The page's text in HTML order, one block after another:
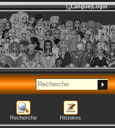
Langue Login
Recherche Histoires